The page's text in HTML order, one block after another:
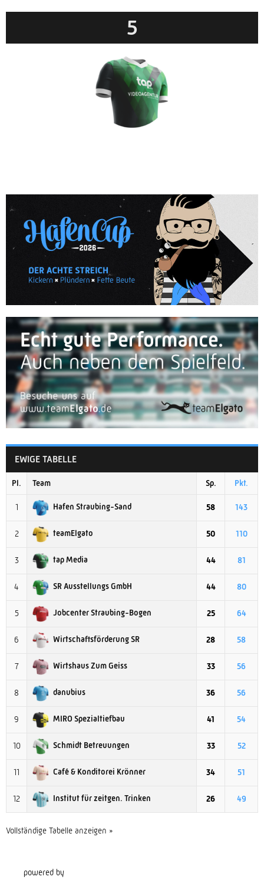
5
EWIGE TABELLE
Pl. Team Sp. Pkt.
1 Hafen Straubing-Sand 58 143
2 teamElgato 50 110
3 tap Media 44 81
4 SR Ausstellungs GmbH 44 80
5 Jobcenter Straubing-Bogen 25 64
6 Wirtschaftsförderung SR 28 58
7 Wirtshaus Zum Geiss 33 56
8 danubius 36 56
9 MIRO Spezialtiefbau 41 54
10 Schmidt Betreuungen 33 52
11 Café & Konditorei Krönner 34 51
12 Institut für zeitgen. Trinken 26 49
Vollständige Tabelle anzeigen »
powered by